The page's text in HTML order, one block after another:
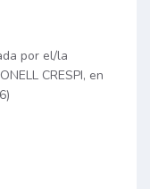
por el/la
CRESPI, en